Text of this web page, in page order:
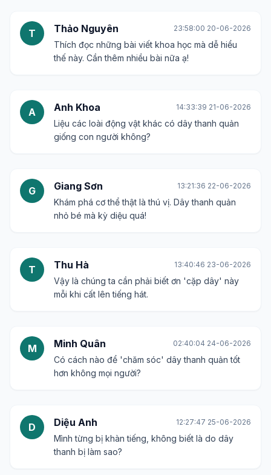
T Thảo Nguyên 23:58:00 20-06-2026
Thích đọc những bài viết khoa học mà dễ hiểu
thế này. Cần thêm nhiều bài nữa ạ!
A Anh Khoa 14:33:39 21-06-2026
Liệu các loài động vật khác có dây thanh quản
giống con người không?
G Giang Sơn 13:21:36 22-06-2026
Khám phá cơ thể thật là thú vị. Dây thanh quản
nhỏ bé mà kỳ diệu quá!
T Thu Hà 13:40:46 23-06-2026
Vậy là chúng ta cần phải biết ơn 'cặp dây' này
mỗi khi cất lên tiếng hát.
M Minh Quân 02:40:04 24-06-2026
Có cách nào để 'chăm sóc' dây thanh quản tốt
hơn không mọi người?
D Diệu Anh 12:27:47 25-06-2026
Mình từng bị khàn tiếng, không biết là do dây
thanh bị làm sao?